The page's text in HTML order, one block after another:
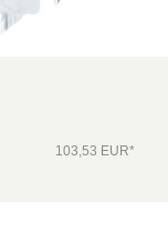
103,53 EUR*